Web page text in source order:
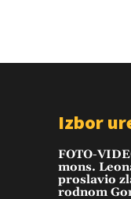
Izbor
FOTO-
mons.
proslavio
rodnom